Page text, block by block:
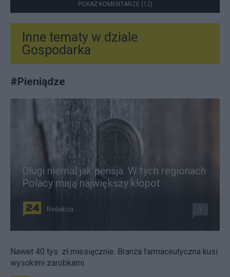
POKAŻ KOMENTARZE (12)
Inne tematy w dziale
Gospodarka
#Pieniądze
Długi niemal jak pensja. W tych regionach
Polacy mają największy kłopot
Redakcja 1
Nawet 40 tys. zł miesięcznie. Branża farmaceutyczna kusi
wysokimi zarobkami